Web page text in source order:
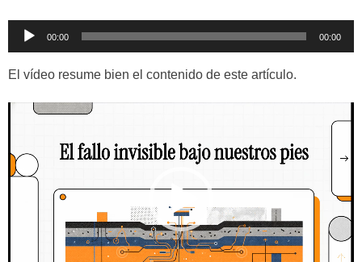
Reproductor
audio
00:00 00:00
El vídeo resume bien el contenido de este artículo.
Reproductor